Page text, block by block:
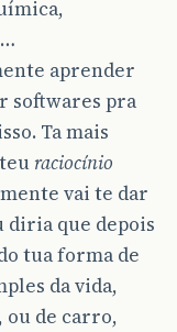
aprender
softwares pra
Ta mais
raciocínio
vai te dar
diria que depois
tua forma de
da vida,
ou de carro,